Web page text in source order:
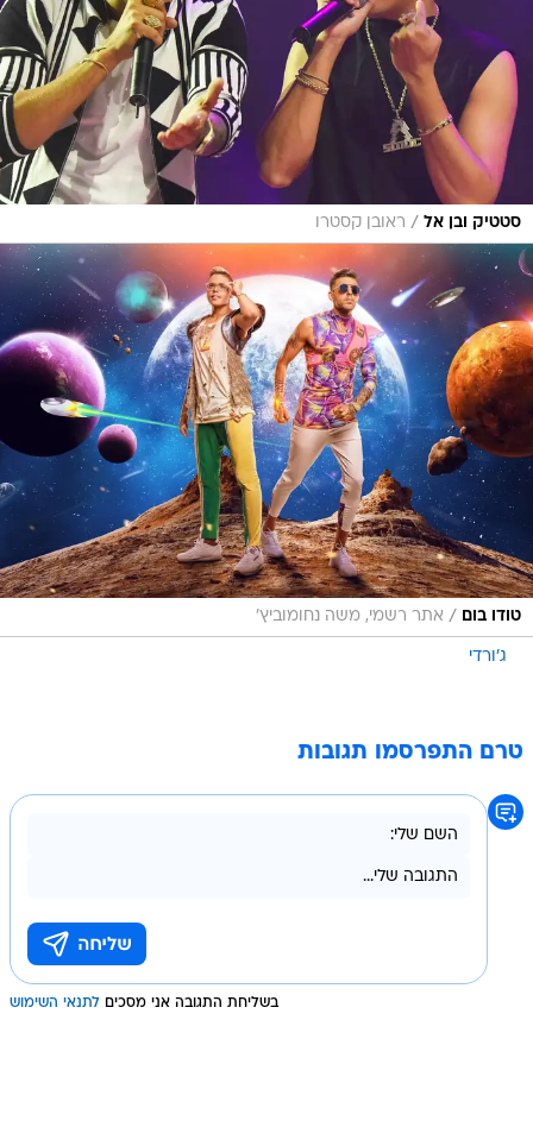
סטטיק ובן אל / ראובן קסטרו
טודו בום / אתר רשמי, משה נחומוביץ'
ג'ורדי
טרם התפרסמו תגובות
בשליחת התגובה אני מסכים לתנאי השימוש